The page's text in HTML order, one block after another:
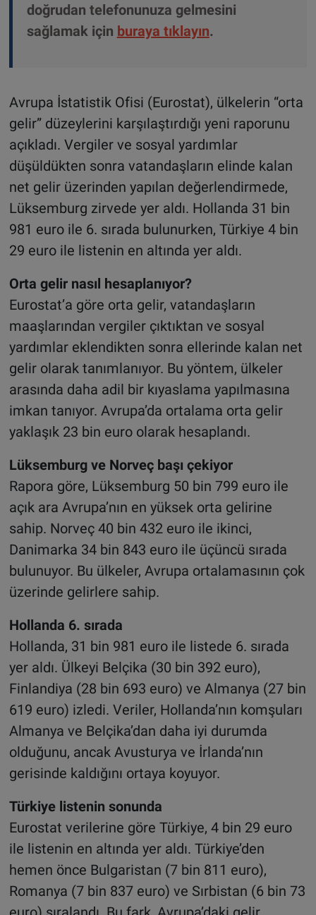
doğrudan telefonunuza gelmesini
sağlamak için buraya tıklayın.
Avrupa İstatistik Ofisi (Eurostat), ülkelerin “orta
gelir” düzeylerini karşılaştırdığı yeni raporunu
açıkladı. Vergiler ve sosyal yardımlar
düşüldükten sonra vatandaşların elinde kalan
net gelir üzerinden yapılan değerlendirmede,
Lüksemburg zirvede yer aldı. Hollanda 31 bin
981 euro ile 6. sırada bulunurken, Türkiye 4 bin
29 euro ile listenin en altında yer aldı.
Orta gelir nasıl hesaplanıyor?
Eurostat’a göre orta gelir, vatandaşların
maaşlarından vergiler çıktıktan ve sosyal
yardımlar eklendikten sonra ellerinde kalan net
gelir olarak tanımlanıyor. Bu yöntem, ülkeler
arasında daha adil bir kıyaslama yapılmasına
imkan tanıyor. Avrupa’da ortalama orta gelir
yaklaşık 23 bin euro olarak hesaplandı.
Lüksemburg ve Norveç başı çekiyor
Rapora göre, Lüksemburg 50 bin 799 euro ile
açık ara Avrupa’nın en yüksek orta gelirine
sahip. Norveç 40 bin 432 euro ile ikinci,
Danimarka 34 bin 843 euro ile üçüncü sırada
bulunuyor. Bu ülkeler, Avrupa ortalamasının çok
üzerinde gelirlere sahip.
Hollanda 6. sırada
Hollanda, 31 bin 981 euro ile listede 6. sırada
yer aldı. Ülkeyi Belçika (30 bin 392 euro),
Finlandiya (28 bin 693 euro) ve Almanya (27 bin
619 euro) izledi. Veriler, Hollanda’nın komşuları
Almanya ve Belçika’dan daha iyi durumda
olduğunu, ancak Avusturya ve İrlanda’nın
gerisinde kaldığını ortaya koyuyor.
Türkiye listenin sonunda
Eurostat verilerine göre Türkiye, 4 bin 29 euro
ile listenin en altında yer aldı. Türkiye’den
hemen önce Bulgaristan (7 bin 811 euro),
Romanya (7 bin 837 euro) ve Sırbistan (6 bin 73